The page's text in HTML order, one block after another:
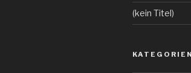
(kein Titel)
KATEGORIEN